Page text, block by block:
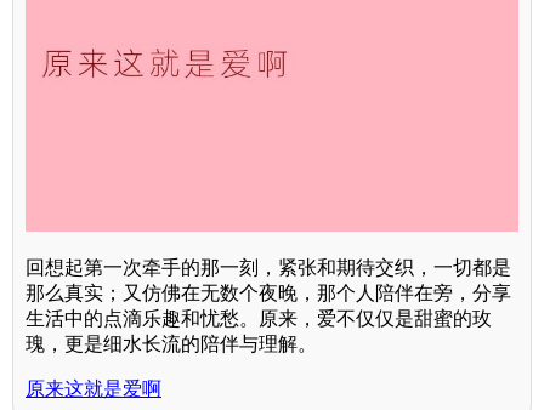
回想起第一次牵手的那一刻，紧张和期待交织，一切都是
那么真实；又仿佛在无数个夜晚，那个人陪伴在旁，分享
生活中的点滴乐趣和忧愁。原来，爱不仅仅是甜蜜的玫
瑰，更是细水长流的陪伴与理解。
原来这就是爱啊